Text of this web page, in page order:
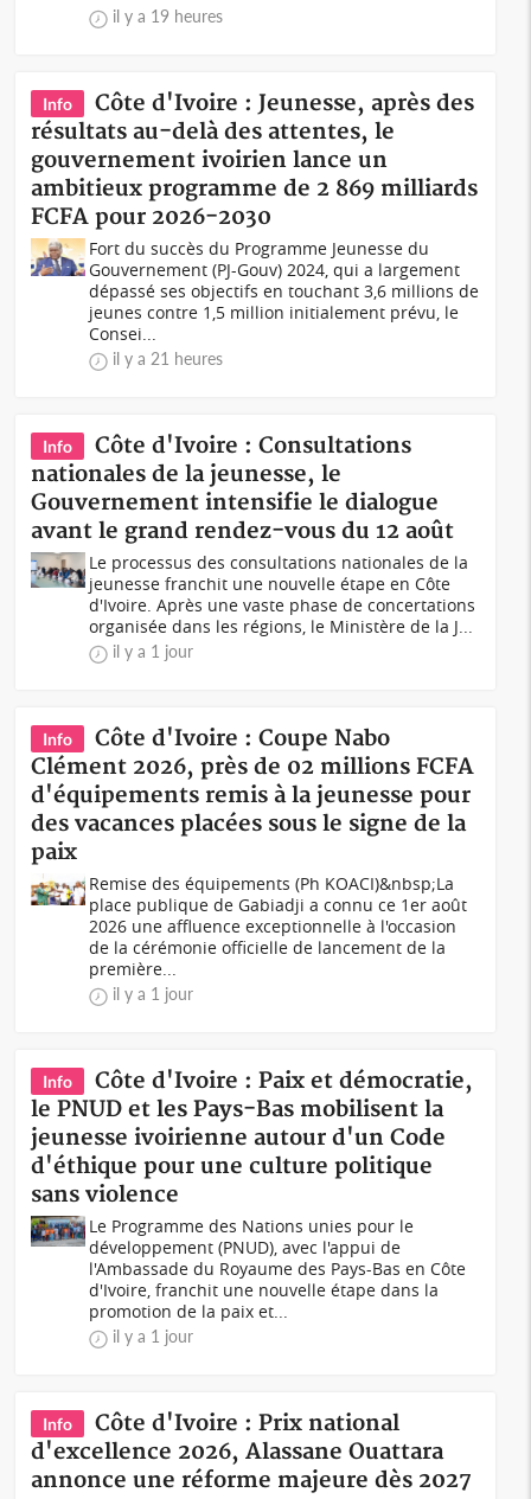
il y a 19 heures
Info
Côte d'Ivoire : Jeunesse, après des
résultats au-delà des attentes, le
gouvernement ivoirien lance un
ambitieux programme de 2 869 milliards
FCFA pour 2026-2030
Fort du succès du Programme Jeunesse du
Gouvernement (PJ-Gouv) 2024, qui a largement
dépassé ses objectifs en touchant 3,6 millions de
jeunes contre 1,5 million initialement prévu, le
Consei...
il y a 21 heures
Info
Côte d'Ivoire : Consultations
nationales de la jeunesse, le
Gouvernement intensifie le dialogue
avant le grand rendez-vous du 12 août
Le processus des consultations nationales de la
jeunesse franchit une nouvelle étape en Côte
d'Ivoire. Après une vaste phase de concertations
organisée dans les régions, le Ministère de la J...
il y a 1 jour
Info
Côte d'Ivoire : Coupe Nabo
Clément 2026, près de 02 millions FCFA
d'équipements remis à la jeunesse pour
des vacances placées sous le signe de la
paix
Remise des équipements (Ph KOACI)&nbsp;La
place publique de Gabiadji a connu ce 1er août
2026 une affluence exceptionnelle à l'occasion
de la cérémonie officielle de lancement de la
première...
il y a 1 jour
Info
Côte d'Ivoire : Paix et démocratie,
le PNUD et les Pays-Bas mobilisent la
jeunesse ivoirienne autour d'un Code
d'éthique pour une culture politique
sans violence
Le Programme des Nations unies pour le
développement (PNUD), avec l'appui de
l'Ambassade du Royaume des Pays-Bas en Côte
d'Ivoire, franchit une nouvelle étape dans la
promotion de la paix et...
il y a 1 jour
Info
Côte d'Ivoire : Prix national
d'excellence 2026, Alassane Ouattara
annonce une réforme majeure dès 2027